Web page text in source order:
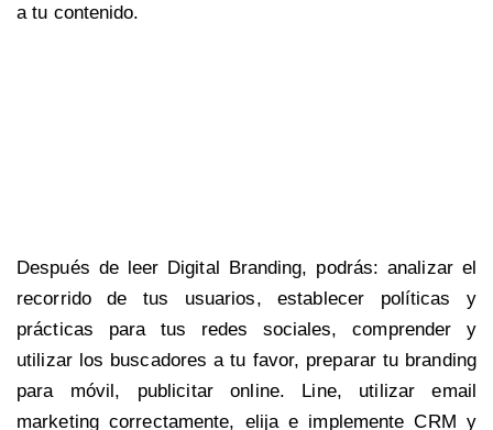
a tu contenido.
Después de leer Digital Branding, podrás: analizar el
recorrido de tus usuarios, establecer políticas y
prácticas para tus redes sociales, comprender y
utilizar los buscadores a tu favor, preparar tu branding
para móvil, publicitar online. Line, utilizar email
marketing correctamente, elija e implemente CRM y